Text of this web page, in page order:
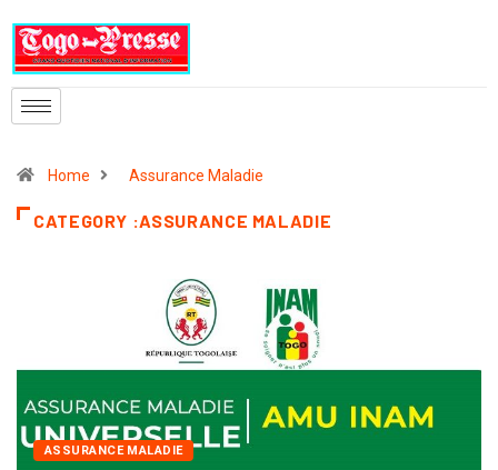
Home Assurance Maladie
CATEGORY :ASSURANCE MALADIE
ASSURANCE MALADIE